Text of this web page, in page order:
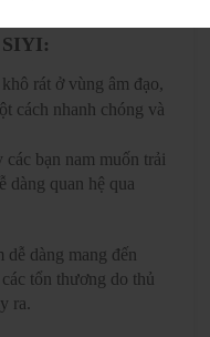
SIYI:
rát ở vùng âm đạo,
cách nhanh chóng và
các bạn nam muốn trải
dàng quan hệ qua
dễ dàng mang đến
tổn thương do thủ
ra.